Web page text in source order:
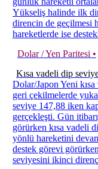
Yükseliş halinde ilk
direncin de geçilmesi
hareketlerde ise
Dolar / Yen Paritesi •
Kısa vadeli dip
Dolar/Japon Yeni
geri çekilmelerde
seviye 147,88 iken
gerçekleşti. Gün
görürken kısa vadeli
yönlü hareketini
destek görevi
seviyesini ikinci